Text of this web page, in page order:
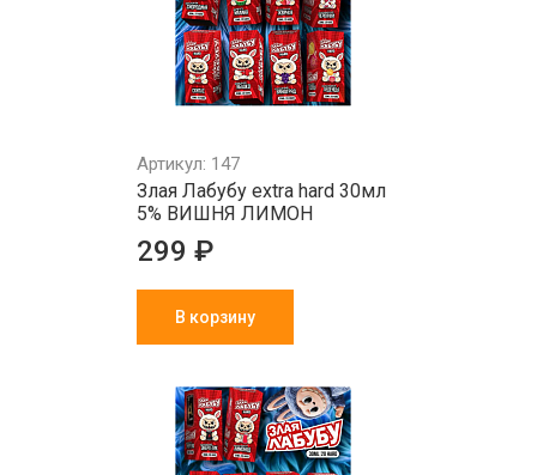
Артикул: 147
Злая Лабубу extra hard 30мл
5% ВИШНЯ ЛИМОН
299 ₽
В корзину